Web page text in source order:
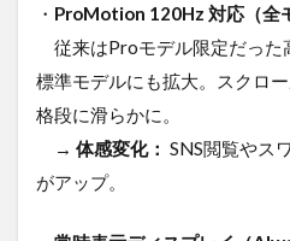
（FAQ）
6
ま
と
め
・ ProMotion 120Hz 対応（全
従来はProモデル限定だった
標準モデルにも拡大。スクロ
格段に滑らかに。
→ 体感変化： SNS閲覧やス
がアップ。